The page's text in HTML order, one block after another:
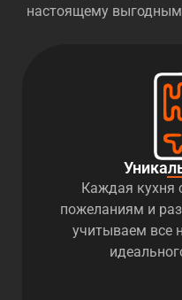
настоящему
Каждая кухня
пожеланиям и
учитываем все